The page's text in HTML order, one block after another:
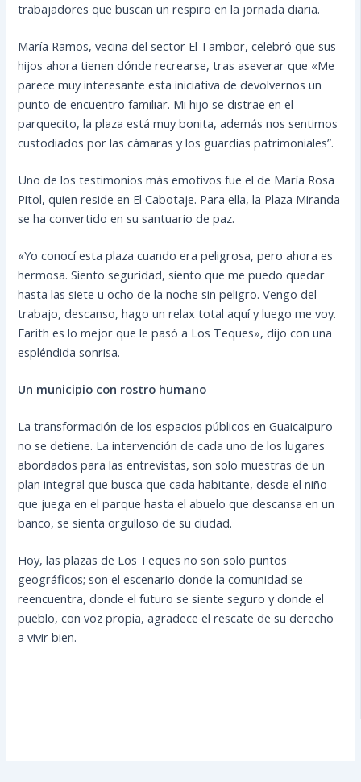
trabajadores que buscan un respiro en la jornada diaria.
María Ramos, vecina del sector El Tambor, celebró que sus
hijos ahora tienen dónde recrearse, tras aseverar que «Me
parece muy interesante esta iniciativa de devolvernos un
punto de encuentro familiar. Mi hijo se distrae en el
parquecito, la plaza está muy bonita, además nos sentimos
custodiados por las cámaras y los guardias patrimoniales”.
Uno de los testimonios más emotivos fue el de María Rosa
Pitol, quien reside en El Cabotaje. Para ella, la Plaza Miranda
se ha convertido en su santuario de paz.
«Yo conocí esta plaza cuando era peligrosa, pero ahora es
hermosa. Siento seguridad, siento que me puedo quedar
hasta las siete u ocho de la noche sin peligro. Vengo del
trabajo, descanso, hago un relax total aquí y luego me voy.
Farith es lo mejor que le pasó a Los Teques», dijo con una
espléndida sonrisa.
Un municipio con rostro humano
La transformación de los espacios públicos en Guaicaipuro
no se detiene. La intervención de cada uno de los lugares
abordados para las entrevistas, son solo muestras de un
plan integral que busca que cada habitante, desde el niño
que juega en el parque hasta el abuelo que descansa en un
banco, se sienta orgulloso de su ciudad.
Hoy, las plazas de Los Teques no son solo puntos
geográficos; son el escenario donde la comunidad se
reencuentra, donde el futuro se siente seguro y donde el
pueblo, con voz propia, agradece el rescate de su derecho
a vivir bien.